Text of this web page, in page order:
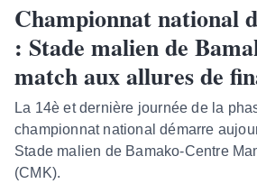
Championnat national
: Stade malien de
match aux allures de
La 14è et dernière journée de la
championnat national démarre
Stade malien de Bamako-Centre
(CMK).